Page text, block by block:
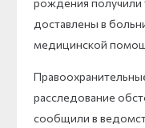
рождения получили
доставлены в
медицинской
расследование
сообщили в